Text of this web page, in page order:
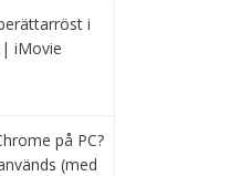
i
iMovie
på PC?
(med